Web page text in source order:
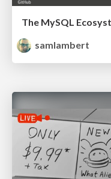
The MySQL
samlambert